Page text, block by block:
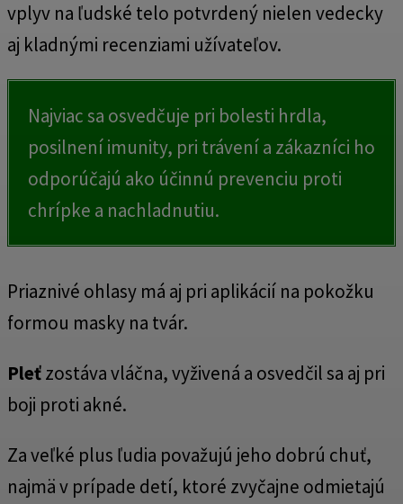
vplyv na ľudské telo potvrdený nielen vedecky
aj kladnými recenziami užívateľov.
Najviac sa osvedčuje pri bolesti hrdla,
posilnení imunity, pri trávení a zákazníci ho
odporúčajú ako účinnú prevenciu proti
chrípke a nachladnutiu.
Priaznivé ohlasy má aj pri aplikácií na pokožku
formou masky na tvár.
Pleťzostáva vláčna, vyživená a osvedčil sa aj pri
boji proti akné.
Za veľké plus ľudia považujú jeho dobrú chuť,
najmä v prípade detí, ktoré zvyčajne odmietajú